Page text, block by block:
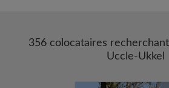
356 colocataires
Uccle-Ukkel